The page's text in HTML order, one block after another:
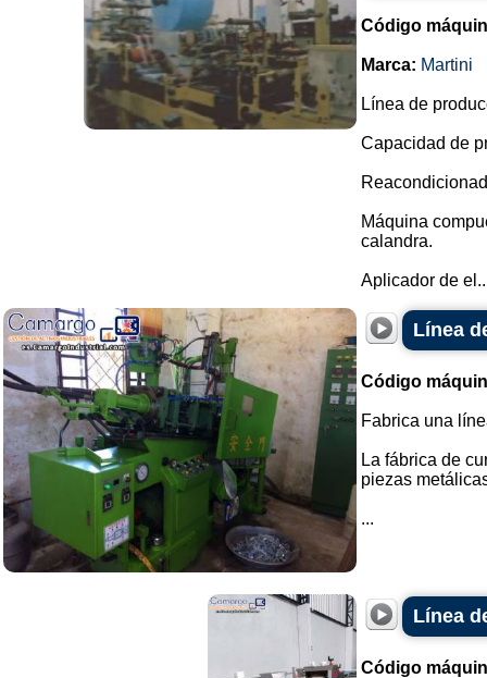
Código
Marca: Martini
Línea de
Capacidad de
Máquina
calandra.
Aplicador de
Línea
Código
Fabrica una
La fábrica de
piezas
...
Línea
Código